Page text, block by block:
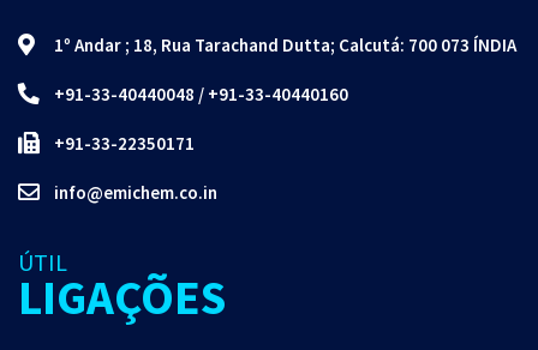
1º Andar ; 18, Rua Tarachand Dutta; Calcutá: 700 073 ÍNDIA
+91-33-40440048 / +91-33-40440160
+91-33-22350171
info@emichem.co.in
ÚTIL
LIGAÇÕES